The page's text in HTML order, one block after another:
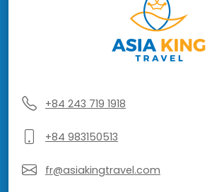
+84 243 719 1918
+84 983150513
fr@asiakingtravel.com